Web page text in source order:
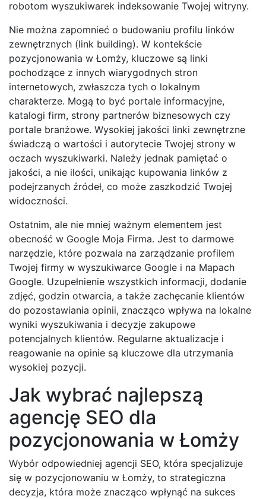
robotom wyszukiwarek indeksowanie Twojej witryny.
Nie można zapomnieć o budowaniu profilu linków
zewnętrznych (link building). W kontekście
pozycjonowania w Łomży, kluczowe są linki
pochodzące z innych wiarygodnych stron
internetowych, zwłaszcza tych o lokalnym
charakterze. Mogą to być portale informacyjne,
katalogi firm, strony partnerów biznesowych czy
portale branżowe. Wysokiej jakości linki zewnętrzne
świadczą o wartości i autorytecie Twojej strony w
oczach wyszukiwarki. Należy jednak pamiętać o
jakości, a nie ilości, unikając kupowania linków z
podejrzanych źródeł, co może zaszkodzić Twojej
widoczności.
Ostatnim, ale nie mniej ważnym elementem jest
obecność w Google Moja Firma. Jest to darmowe
narzędzie, które pozwala na zarządzanie profilem
Twojej firmy w wyszukiwarce Google i na Mapach
Google. Uzupełnienie wszystkich informacji, dodanie
zdjęć, godzin otwarcia, a także zachęcanie klientów
do pozostawiania opinii, znacząco wpływa na lokalne
wyniki wyszukiwania i decyzje zakupowe
potencjalnych klientów. Regularne aktualizacje i
reagowanie na opinie są kluczowe dla utrzymania
wysokiej pozycji.
Jak wybrać najlepszą
agencję SEO dla
pozycjonowania w Łomży
Wybór odpowiedniej agencji SEO, która specjalizuje
się w pozycjonowaniu w Łomży, to strategiczna
decyzja, która może znacząco wpłynąć na sukces